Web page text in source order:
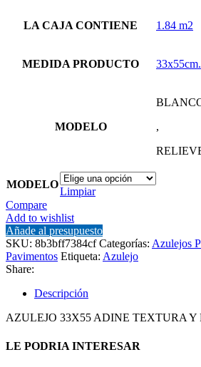
LA CAJA CONTIENE 1.84 m2
MEDIDA PRODUCTO 33x55cm.
MODELO
,
MODELO
Limpiar
ADINE
BLANCO
Y
ADINE
RLV.
BLANCO
Compare
Add to wishlist
Añade al presupuesto
SKU: 8b3bff7384cfCategorías: Azulejos
Pavimentos Etiqueta: Azulejo
Share:
Descripción
AZULEJO 33X55 ADINE TEXTURA Y
LE PODRIA INTERESAR